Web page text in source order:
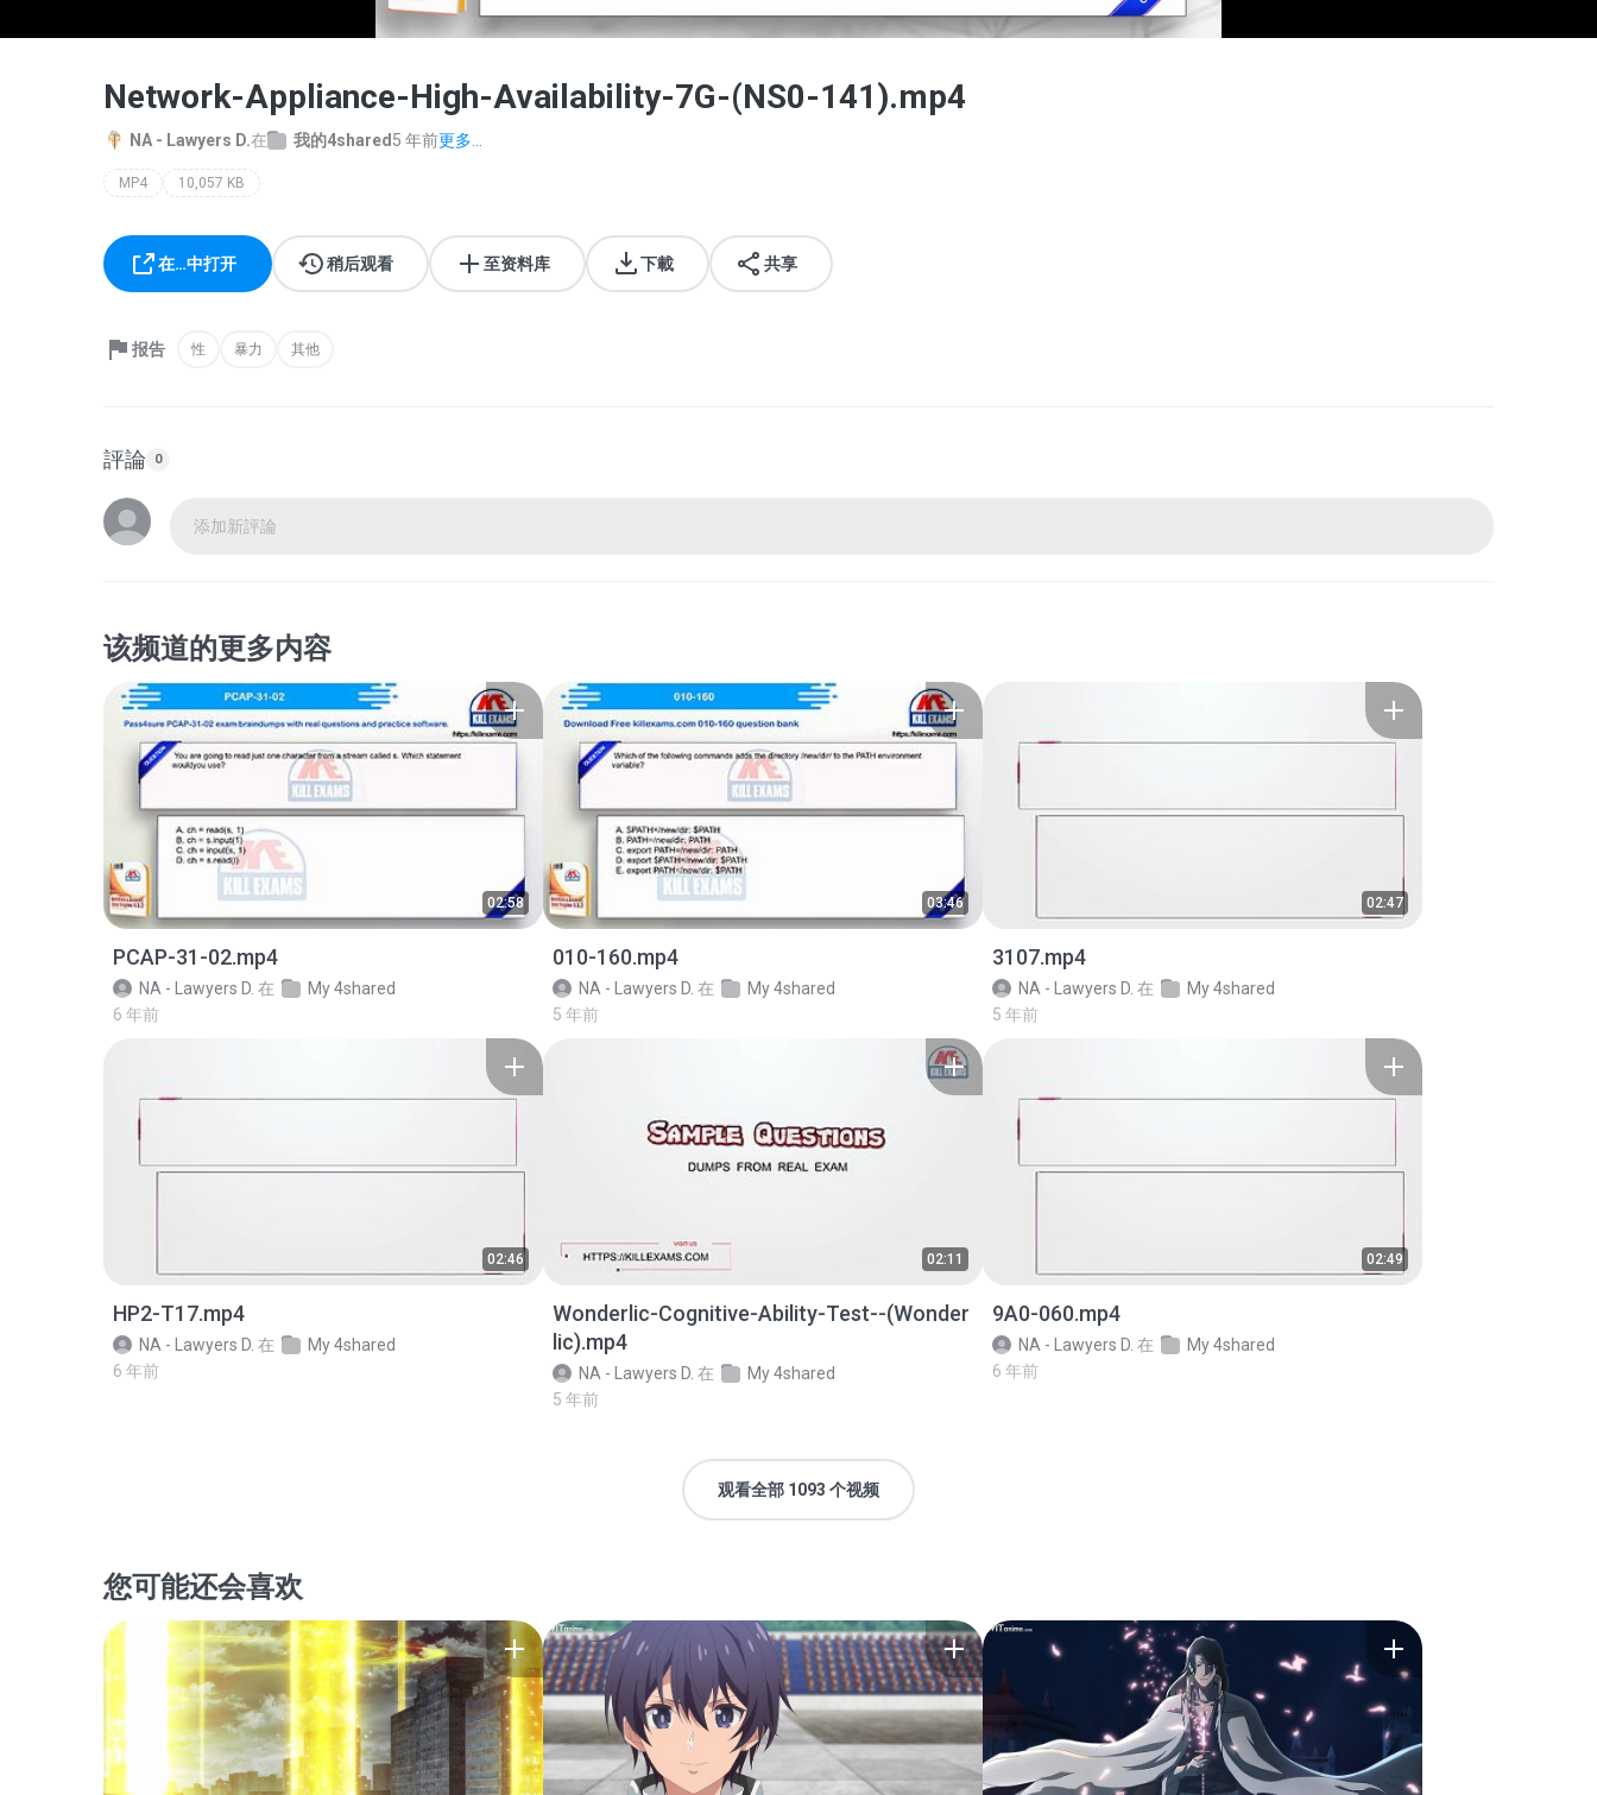
Network-Appliance-High-Availability-7G-(NS0-141).mp4
NA - Lawyers D.在 我的4shared 5 年前更多...
MP4 10,057 KB
在…中打开 稍后观看 至资料库 下載 共享
报告 性 暴力 其他
評論 0
添加新評論
该频道的更多内容
02:58
PCAP-31-02.mp4
NA - Lawyers D. 在
My 4shared
6 年前
03:46
010-160.mp4
NA - Lawyers D. 在
My 4shared
5 年前
02:47
3107.mp4
NA - Lawyers D. 在
My 4shared
5 年前
02:46
HP2-T17.mp4
NA - Lawyers D. 在
My 4shared
6 年前
02:11
Wonderlic-Cognitive-Ability-Test--(Wonder
lic).mp4
NA - Lawyers D. 在
My 4shared
5 年前
02:49
9A0-060.mp4
NA - Lawyers D. 在
My 4shared
6 年前
观看全部 1093 个视频
您可能还会喜欢